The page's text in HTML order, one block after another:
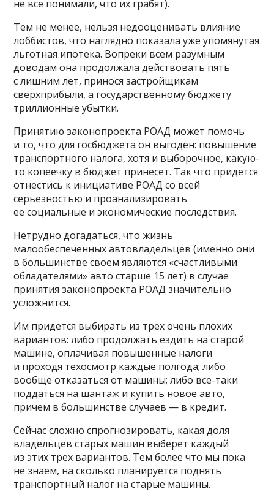
не все понимали, что их грабят).
Тем не менее, нельзя недооценивать влияние
лоббистов, что наглядно показала уже упомянутая
льготная ипотека. Вопреки всем разумным
доводам она продолжала действовать пять
с лишним лет, принося застройщикам
сверхприбыли, а государственному бюджету
триллионные убытки.
Принятию законопроекта РОАД может помочь
и то, что для госбюджета он выгоден: повышение
транспортного налога, хотя и выборочное, какую-
то копеечку в бюджет принесет. Так что придется
отнестись к инициативе РОАД со всей
серьезностью и проанализировать
ее социальные и экономические последствия.
Нетрудно догадаться, что жизнь
малообеспеченных автовладельцев (именно они
в большинстве своем являются «счастливыми
обладателями» авто старше 15 лет) в случае
принятия законопроекта РОАД значительно
усложнится.
Им придется выбирать из трех очень плохих
вариантов: либо продолжать ездить на старой
машине, оплачивая повышенные налоги
и проходя техосмотр каждые полгода; либо
вообще отказаться от машины; либо все-таки
поддаться на шантаж и купить новое авто,
причем в большинстве случаев — в кредит.
Сейчас сложно спрогнозировать, какая доля
владельцев старых машин выберет каждый
из этих трех вариантов. Тем более что мы пока
не знаем, на сколько планируется поднять
транспортный налог на старые машины.